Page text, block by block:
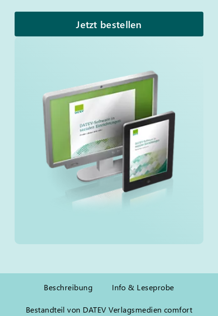
Jetzt bestellen
Beschreibung Info & Leseprobe
Bestandteil von DATEV Verlagsmedien comfort